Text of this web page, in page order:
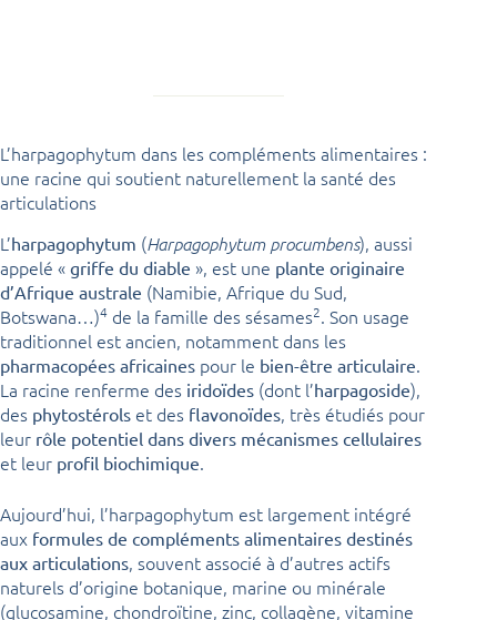
L’harpagophytum dans les compléments alimentaires :
une racine qui soutient naturellement la santé des
articulations
L’harpagophytum (Harpagophytum procumbens), aussi
appelé « griffe du diable », est une plante originaire
d’Afrique australe (Namibie, Afrique du Sud,
Botswana…)4 de la famille des sésames2. Son usage
traditionnel est ancien, notamment dans les
pharmacopées africaines pour le bien-être articulaire.
La racine renferme des iridoïdes (dont l’harpagoside),
des phytostérols et des flavonoïdes, très étudiés pour
leur rôle potentiel dans divers mécanismes cellulaires
et leur profil biochimique.
Aujourd’hui, l’harpagophytum est largement intégré
aux formules de compléments alimentaires destinés
aux articulations, souvent associé à d’autres actifs
naturels d’origine botanique, marine ou minérale
(glucosamine, chondroïtine, zinc, collagène, vitamine